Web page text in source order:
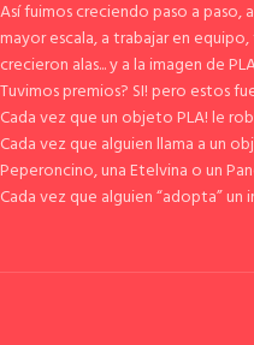
Así fuimos creciendo paso a paso,
mayor escala, a trabajar en
crecieron alas... y a la imagen de
Tuvimos premios? SI! pero estos
Cada vez que un objeto PLA! le
Cada vez que alguien llama a un
Peperoncino, una Etelvina o un
Cada vez que alguien “adopta”